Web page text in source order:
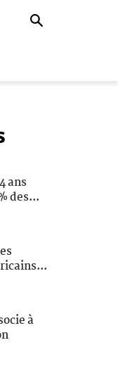
ans
des...
à